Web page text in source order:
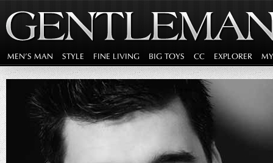
MEN'S MAN STYLE FINE LIVING BIG TOYS CC EXPLORER